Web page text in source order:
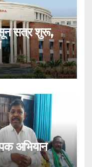
सत्र शुरू,
अभियान